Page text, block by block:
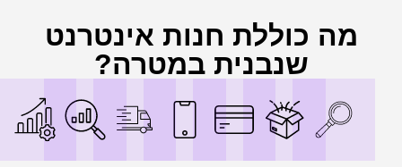
מה כוללת חנות אינטרנט
שנבנית במטרה?